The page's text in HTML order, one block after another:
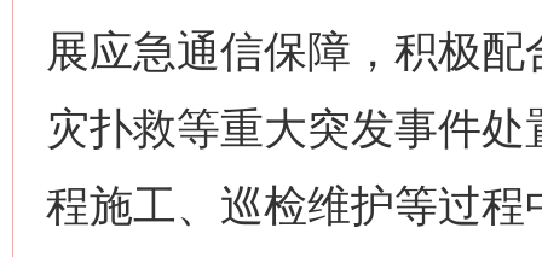
展应急通信保障，积极
灾扑救等重大突发事件
程施工、巡检维护等过